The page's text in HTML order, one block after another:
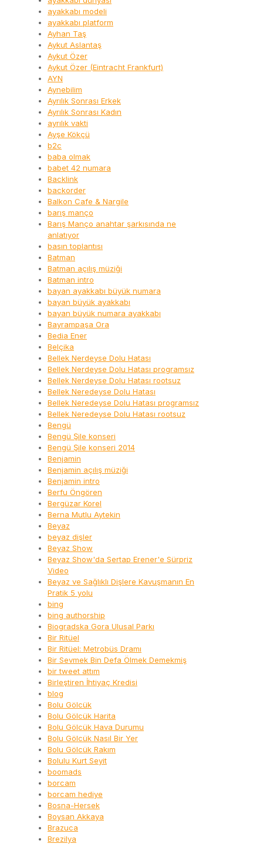
ayakkabı modeli
ayakkabı platform
Ayhan Taş
Aykut Aslantaş
Aykut Özer
Aykut Özer (Eintracht Frankfurt)
AYN
Aynebilim
Ayrılık Sonrası Erkek
Ayrılık Sonrası Kadın
ayrılık vakti
Ayşe Kökçü
b2c
baba olmak
babet 42 numara
Backlink
backorder
Balkon Cafe & Nargile
barış manço
Barış Manço anahtar şarkısında ne
anlatıyor
basın toplantısı
Batman
Batman açılış müziği
Batman intro
bayan ayakkabı büyük numara
bayan büyük ayakkabı
bayan büyük numara ayakkabı
Bayrampaşa Ora
Bedia Ener
Belçika
Bellek Nerdeyse Dolu Hatası
Bellek Nerdeyse Dolu Hatası programsız
Bellek Nerdeyse Dolu Hatası rootsuz
Bellek Neredeyse Dolu Hatası
Bellek Neredeyse Dolu Hatası programsız
Bellek Neredeyse Dolu Hatası rootsuz
Bengü
Bengü Şile konseri
Bengü Şile konseri 2014
Benjamin
Benjamin açılış müziği
Benjamin intro
Berfu Öngören
Bergüzar Korel
Berna Mutlu Aytekin
Beyaz
beyaz dişler
Beyaz Show
Beyaz Show'da Sertap Erener'e Sürpriz
Video
Beyaz ve Sağlıklı Dişlere Kavuşmanın En
Pratik 5 yolu
bing
bing authorship
Biogradska Gora Ulusal Parkı
Bir Ritüel
Bir Ritüel: Metrobüs Dramı
Bir Sevmek Bin Defa Ölmek Demekmiş
bir tweet attım
Birleştiren İhtiyaç Kredisi
blog
Bolu Gölcük
Bolu Gölcük Harita
Bolu Gölcük Hava Durumu
Bolu Gölcük Nasıl Bir Yer
Bolu Gölcük Rakım
Bolulu Kurt Seyit
boomads
borcam
borcam hediye
Bosna-Hersek
Boysan Akkaya
Brazuca
Brezilya